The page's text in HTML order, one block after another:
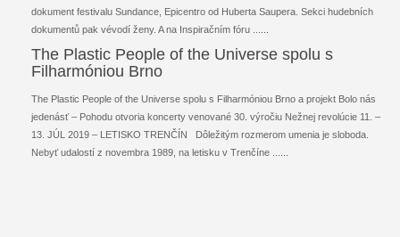
dokument festivalu Sundance, Epicentro od Huberta Saupera. Sekci hudebních
dokumentů pak vévodí ženy. A na Inspiračním fóru ...
The Plastic People of the Universe spolu s
Filharmóniou Brno
The Plastic People of the Universe spolu s Filharmóniou Brno a projekt Bolo nás
jedenásť – Pohodu otvoria koncerty venované 30. výročiu Nežnej revolúcie 11. –
13. JÚL 2019 – LETISKO TRENČÍN Dôležitým rozmerom umenia je sloboda.
Nebyť udalostí z novembra 1989, na letisku v Trenčíne ...